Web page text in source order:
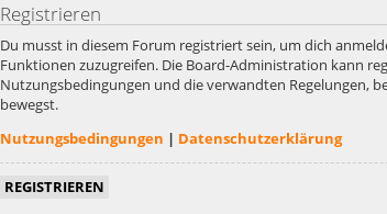
Registrieren
Du musst in diesem Forum registriert sein, um dich
Funktionen zuzugreifen. Die Board-Administration kann
Nutzungsbedingungen und die verwandten Regelungen,
bewegst.
Nutzungsbedingungen | Datenschutzerklärung
REGISTRIEREN